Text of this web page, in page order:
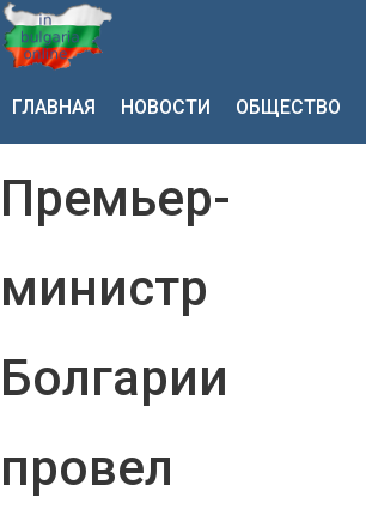
ГЛАВНАЯ НОВОСТИ ОБЩЕСТВО
Премьер-
министр
Болгарии
провел